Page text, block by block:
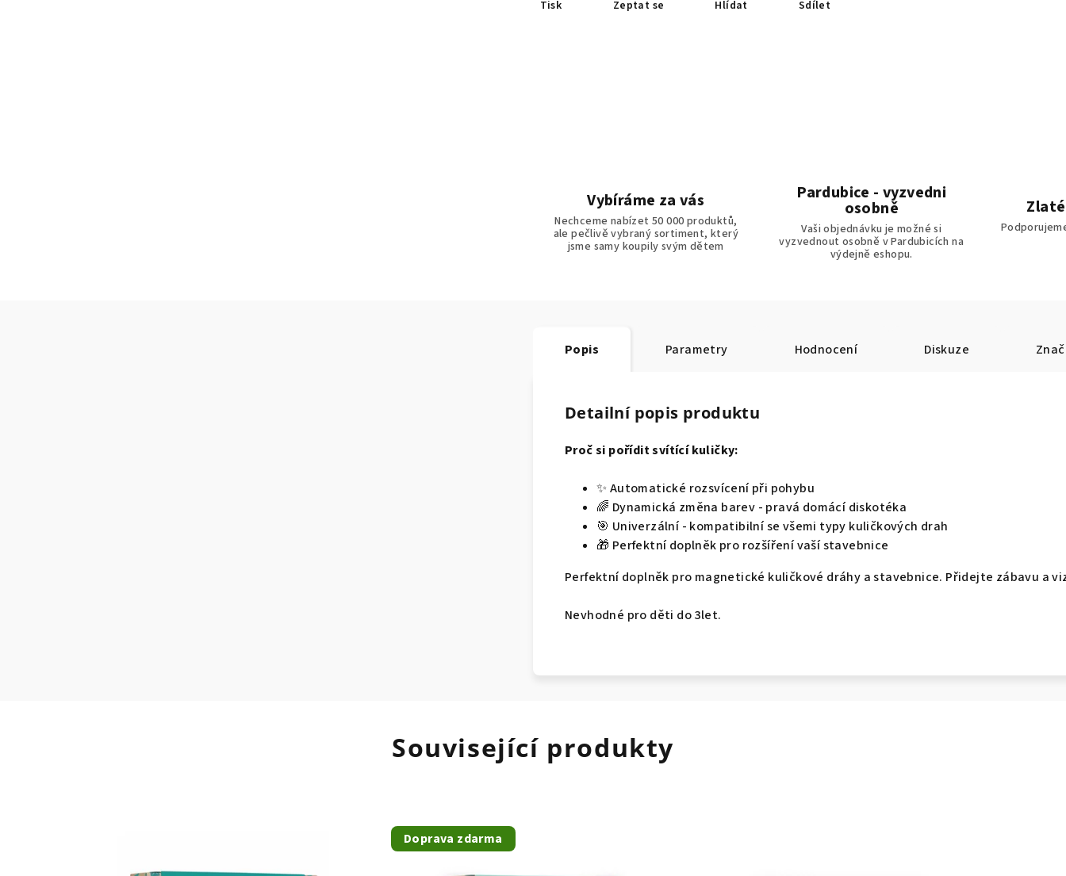
Tisk Zeptat se Hlídat Sdílet
Vybíráme za vás
Nechceme nabízet 50 000 produktů,
ale pečlivě vybraný sortiment, který
jsme samy koupily svým dětem
Pardubice - vyzvedni
osobně
Vaši objednávku je možné si
vyzvednout osobně v Pardubicích na
výdejně eshopu.
Popis Parametry Hodnocení Diskuze
Detailní popis produktu
Proč si pořídit svítící kuličky:
✨ Automatické rozsvícení při pohybu
🌈 Dynamická změna barev - pravá domácí diskotéka
🎯 Univerzální - kompatibilní se všemi typy kuličkových drah
🎁 Perfektní doplněk pro rozšíření vaší stavebnice
Perfektní doplněk pro magnetické kuličkové dráhy a stavebnice. Přidejte zábavu a
Nevhodné pro děti do 3let.
Související produkty
Doprava zdarma